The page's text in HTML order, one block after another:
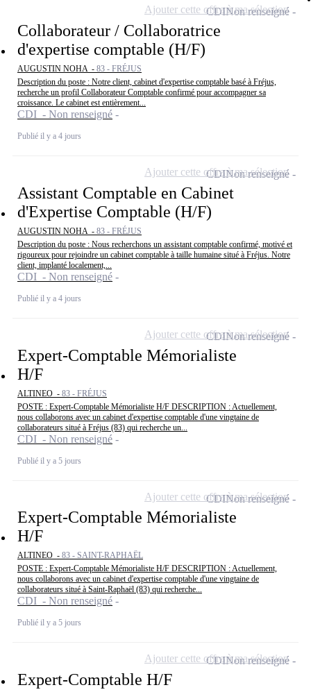
Collaborateur / Collaboratrice
d'expertise comptable (H/F)
AUGUSTIN NOHA - 83 - FRÉJUS
Description du poste : Notre client, cabinet d'expertise comptable basé à Fréjus,
recherche un profil Collaborateur Comptable confirmé pour accompagner sa
croissance. Le cabinet est entièrement...
CDI - Non renseigné
Publié il y a 4 jours
CDINon renseigné
Ajouter cette offre à ma sélection
Assistant Comptable en Cabinet
d'Expertise Comptable (H/F)
AUGUSTIN NOHA - 83 - FRÉJUS
Description du poste : Nous recherchons un assistant comptable confirmé, motivé et
rigoureux pour rejoindre un cabinet comptable à taille humaine situé à Fréjus. Notre
client, implanté localement,...
CDI - Non renseigné
Publié il y a 4 jours
CDINon renseigné
Ajouter cette offre à ma sélection
Expert-Comptable Mémorialiste
H/F
ALTINEO - 83 - FRÉJUS
POSTE : Expert-Comptable Mémorialiste H/F DESCRIPTION : Actuellement,
nous collaborons avec un cabinet d'expertise comptable d'une vingtaine de
collaborateurs situé à Fréjus (83) qui recherche un...
CDI - Non renseigné
Publié il y a 5 jours
CDINon renseigné
Ajouter cette offre à ma sélection
Expert-Comptable Mémorialiste
H/F
ALTINEO - 83 - SAINT-RAPHAËL
POSTE : Expert-Comptable Mémorialiste H/F DESCRIPTION : Actuellement,
nous collaborons avec un cabinet d'expertise comptable d'une vingtaine de
collaborateurs situé à Saint-Raphaël (83) qui recherche...
CDI - Non renseigné
Publié il y a 5 jours
CDINon renseigné
Ajouter cette offre à ma sélection
Expert-Comptable H/F
CDINon renseigné
Ajouter cette offre à ma sélection